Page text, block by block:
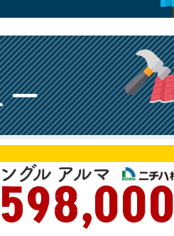
ー
グル アルマ